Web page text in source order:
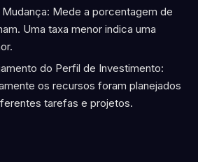
Mudança: Mede a porcentagem de
Uma taxa menor indica uma
do Perfil de Investimento:
os recursos foram planejados
tarefas e projetos.